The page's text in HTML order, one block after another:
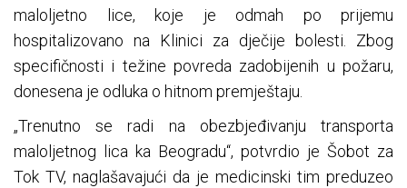
maloljetno lice, koje je odmah po prijemu
hospitalizovano na Klinici za dječije bolesti. Zbog
specifičnosti i težine povreda zadobijenih u požaru,
donesena je odluka o hitnom premještaju.
„Trenutno se radi na obezbjeđivanju transporta
maloljetnog lica ka Beogradu“, potvrdio je Šobot za
Tok TV, naglašavajući da je medicinski tim preduzeo